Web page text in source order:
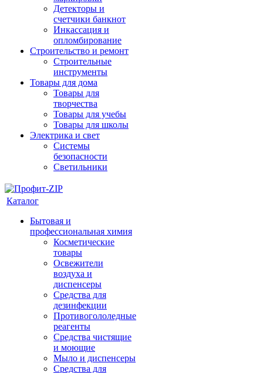
Детекторы и
счетчики банкнот
Инкассация и
опломбирование
Строительство и ремонт
Строительные
инструменты
Товары для дома
Товары для
творчества
Товары для учебы
Товары для школы
Электрика и свет
Системы
безопасности
Светильники
Каталог
Бытовая и
профессиональная химия
Косметические
товары
Освежители
воздуха и
диспенсеры
Средства для
дезинфекции
Противогололедные
реагенты
Средства чистящие
и моющие
Мыло и диспенсеры
Средства для